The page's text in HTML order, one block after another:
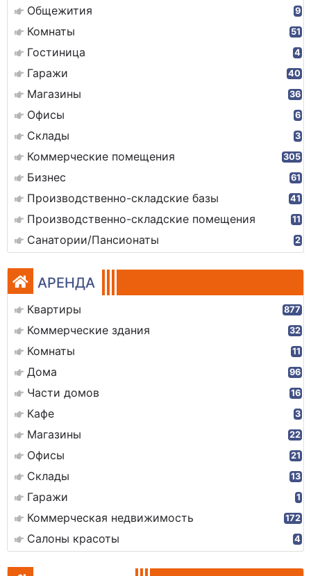
Общежития 9
Комнаты 51
Гостиница 4
Гаражи 40
Магазины 36
Офисы 6
Склады 3
Коммерческие помещения 305
Бизнес 61
Производственно-складские базы 41
Производственно-складские помещения 11
Санатории/Пансионаты 2
АРЕНДА
Квартиры 877
Коммерческие здания 32
Комнаты 11
Дома 96
Части домов 16
Кафе 3
Магазины 22
Офисы 21
Склады 13
Гаражи 1
Коммерческая недвижимость 172
Салоны красоты 4